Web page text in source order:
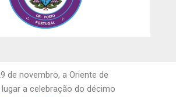
de novembro, a Oriente de
a celebração do décimo